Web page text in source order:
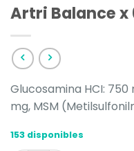
Artri Balance x
Glucosamina HCI:
mg, MSM
153 disponibles